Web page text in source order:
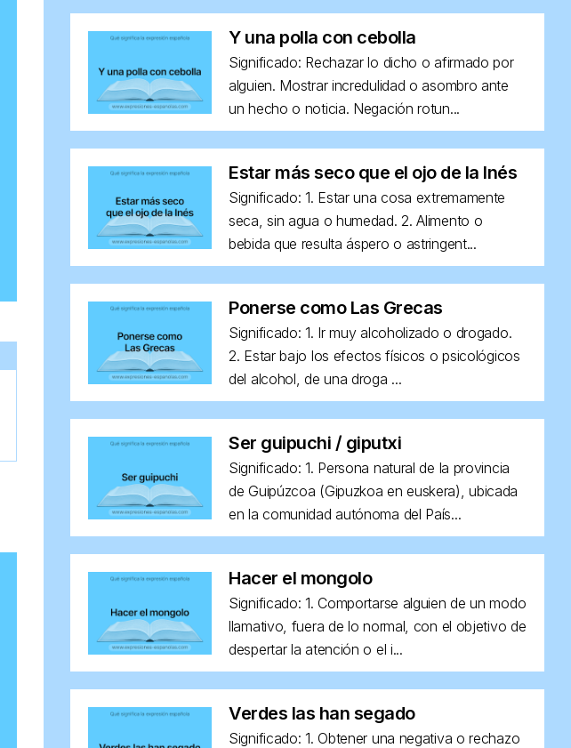
Y una polla con cebolla
Significado: Rechazar lo dicho o afirmado por
alguien. Mostrar incredulidad o asombro ante
un hecho o noticia. Negación rotun...
Estar más seco que el ojo de la Inés
Significado: 1. Estar una cosa extremamente
seca, sin agua o humedad. 2. Alimento o
bebida que resulta áspero o astringent...
Ponerse como Las Grecas
Significado: 1. Ir muy alcoholizado o drogado.
2. Estar bajo los efectos físicos o psicológicos
del alcohol, de una droga ...
Ser guipuchi / giputxi
Significado: 1. Persona natural de la provincia
de Guipúzcoa (Gipuzkoa en euskera), ubicada
en la comunidad autónoma del País...
Hacer el mongolo
Significado: 1. Comportarse alguien de un modo
llamativo, fuera de lo normal, con el objetivo de
despertar la atención o el i...
Verdes las han segado
Significado: 1. Obtener una negativa o rechazo